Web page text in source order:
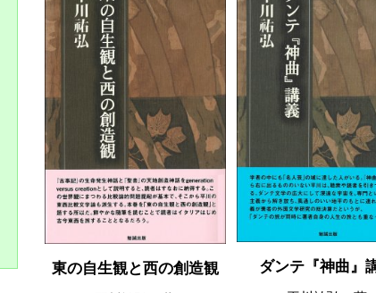
東の自生観と西の創造観 ダンテ『神曲』